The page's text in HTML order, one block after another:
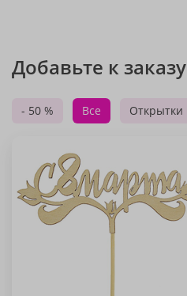
Добавьте к заказу
- 50 % Все Открытки